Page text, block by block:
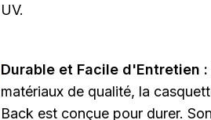
UV.
Durable et Facile d'Entretien :
matériaux de qualité, la
Back est conçue pour durer.